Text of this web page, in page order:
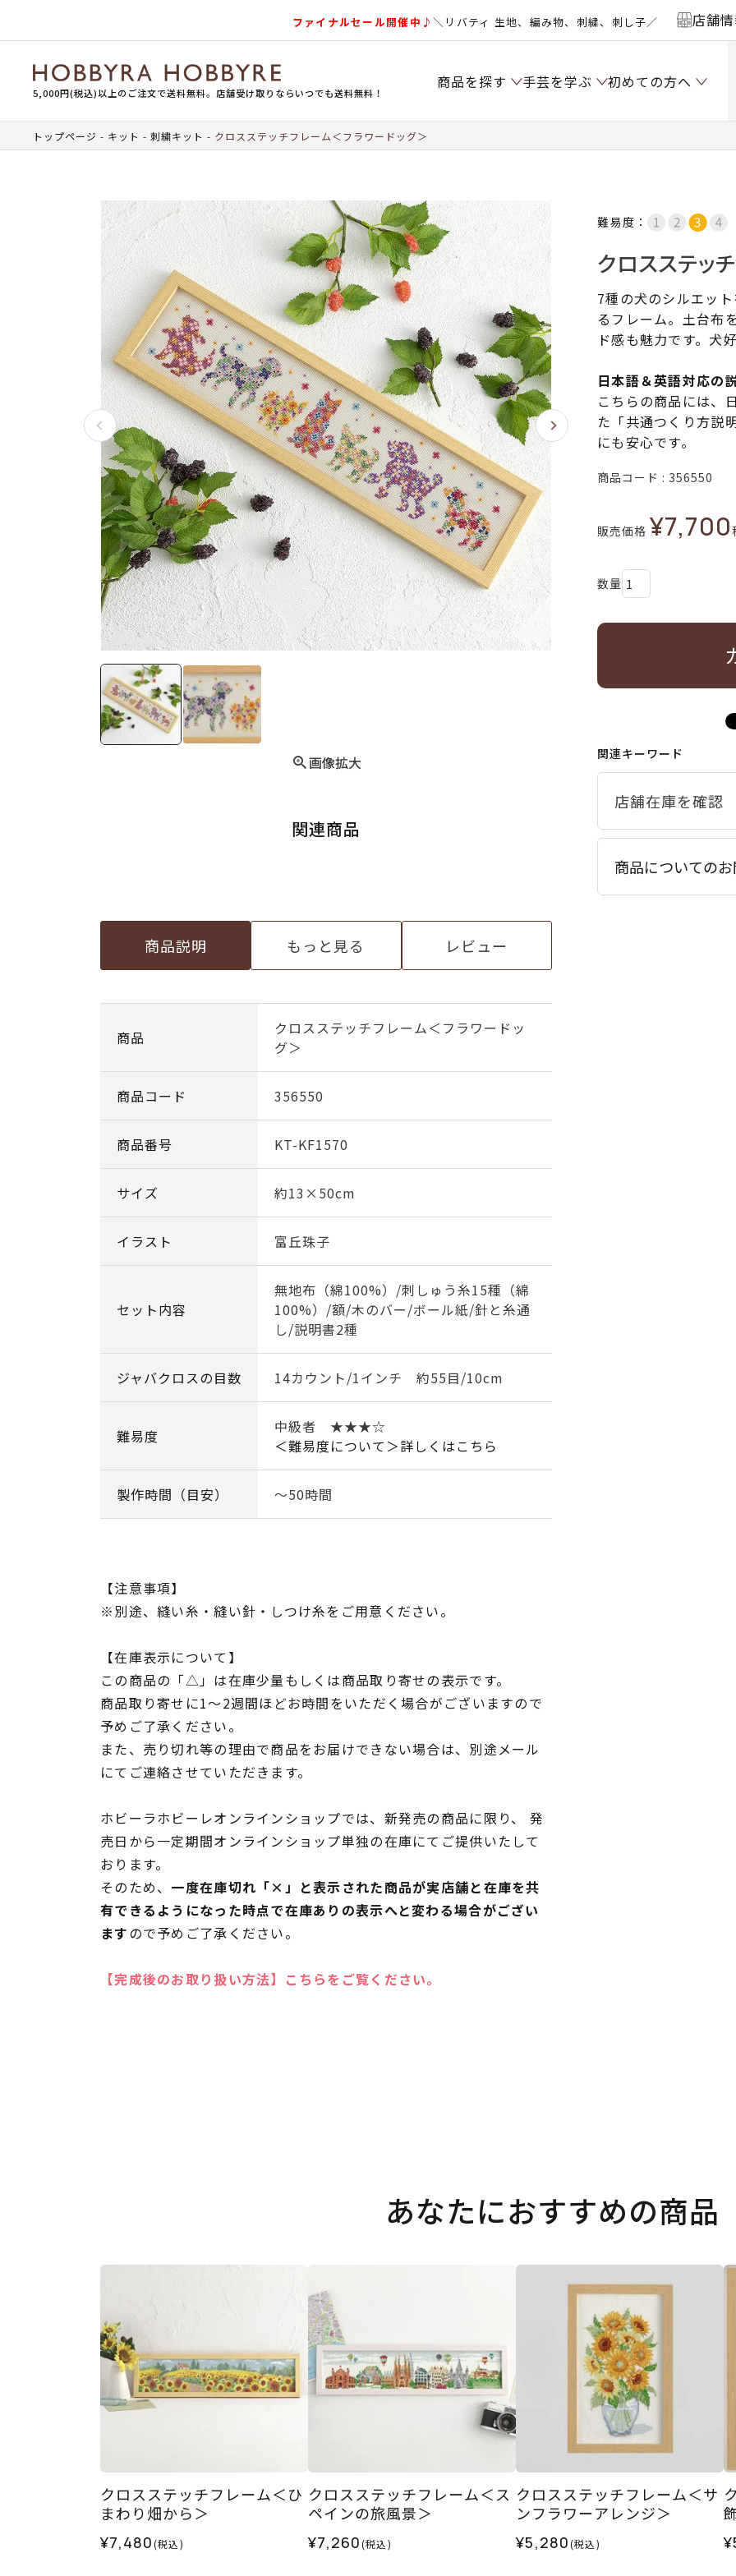
ファイナルセール開催中♪＼リバティ 生地、編み物、刺繍、刺し子／ 店舗
5,000円(税込)以上のご注文で送料無料。店舗受け取りならいつでも送料無料！
商品を探す 手芸を学ぶ 初めての方へ
トップページ キット 刺繍キット クロスステッチフレーム＜フラワードッグ＞
画像拡大
関連商品
商品説明 もっと見る レビュー
商品
クロスステッチフレーム＜フラワードッ
グ＞
商品コード 356550
商品番号 KT-KF1570
サイズ 約13×50cm
イラスト 富丘珠子
セット内容
無地布（綿100%）/刺しゅう糸15種（綿
100%）/額/木のバー/ボール紙/針と糸通
し/説明書2種
ジャバクロスの目数 14カウント/1インチ 約55目/10cm
難易度
中級者 ★★★☆
＜難易度について＞詳しくはこちら
製作時間（目安） ～50時間
【注意事項】
※別途、縫い糸・縫い針・しつけ糸をご用意ください。
【在庫表示について】
この商品の「△」は在庫少量もしくは商品取り寄せの表示です。
商品取り寄せに1～2週間ほどお時間をいただく場合がございますので
予めご了承ください。
また、売り切れ等の理由で商品をお届けできない場合は、別途メール
にてご連絡させていただきます。
ホビーラホビーレオンラインショップでは、新発売の商品に限り、 発
売日から一定期間オンラインショップ単独の在庫にてご提供いたして
おります。
そのため、 一度在庫切れ「×」と表示された商品が実店舗と在庫を共
有できるようになった時点で在庫ありの表示へと変わる場合がござい
ますので予めご了承ください。
【完成後のお取り扱い方法】こちらをご覧ください。
難易度：
クロスステッ
7種の犬のシルエッ
るフレーム。土台布
ド感も魅力です。犬
日本語＆英語対応の
こちらの商品には、
た「共通つくり方説
にも安心です。
商品コード 356550
販売価格 ¥7,700
関連キーワード
商品についての
あなたにおすすめの商品
クロスステッチフレーム＜ひ
まわり畑から＞
¥7,480(税込)
クロスステッチフレーム＜ス
ペインの旅風景＞
¥7,260(税込)
クロスステッチフレーム＜サ
ンフラワーアレンジ＞
¥5,280(税込)